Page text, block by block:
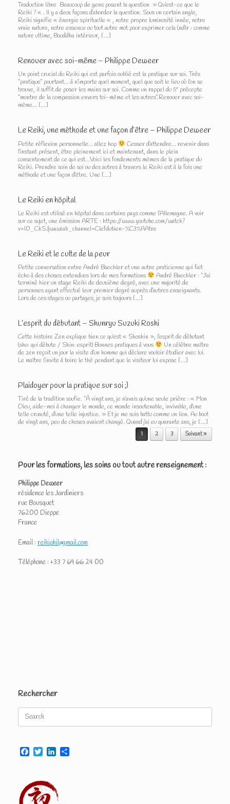
Traduction libre Beaucoup de gens posent la question » Qu’est-ce que le
Reiki ? « . Il y a deux façons d’aborder la question. Sous un certain angle,
Reiki signifie « énergie spirituelle « , notre propre luminosité innée, notre
vraie nature, notre essence ou tout autre mot pour exprimer cela (ndlr : comme
nature ultime, Bouddha intérieur, […]
Renouer avec soi-même – Philippe Deweer
Un point crucial du Reiki qui est parfois oublié est la pratique sur soi. Très
“pratique” pourtant… à n’importe quel moment, quel que soit le lieu où l’on se
trouve, il suffit de poser les mains sur soi. Comme un rappel du 5° précepte
“montre de la compassion envers toi-même et les autres”.Renouer avec soi-
même… […]
Le Reiki, une méthode et une façon d’être – Philippe Deweer
Petite réflexion personnelle… allez hop
Cesser d’attendre… revenir dans
l’instant présent, être pleinement ici et maintenant, dans le plein
consentement de ce qui est…Voici les fondements mêmes de la pratique du
Reiki. Prendre soin de soi ou des autres à travers le Reiki est à la fois une
méthode et une façon d’être. Une […]
Le Reiki en hôpital
Le Reiki est utilisé en hôpital dans certains pays comme l’Allemagne. A voir
sur ce sujet, une émission ARTE : https://www.youtube.com/watch?
v=l0_CkSJjwxw&ab_channel=Clefdubien-%C3%AAtre
Le Reiki et le culte de la peur
Petite conversation entre André Baechler et une autre praticienne qui fait
écho à des choses entendues lors de mes formations
André Baechler : “J’ai
terminé hier un stage Reiki de deuxième degré, avec une majorité de
personnes ayant effectué leur premier degré auprès d’autres enseignants.
Lors de ces stages ou partages, je suis toujours […]
L’esprit du débutant – Shunryu Suzuki Roshi
Cette histoire Zen explique bien ce qu’est « Shoshin », l’esprit de débutant
(sho: qui débute / Shin: esprit) Bonnes pratiques à vous
Un célèbre maître
de zen reçoit un jour la visite d’un homme qui déclare vouloir étudier avec lui.
Le maître l’invite à boire le thé pendant que le visiteur lui expose […]
Plaidoyer pour la pratique sur soi ;)
Tiré de la tradition soufie. “À vingt ans, je n’avais qu’une seule prière : « Mon
Dieu, aide-moi à changer le monde, ce monde insoutenable, invivable, d’une
telle cruauté, d’une telle injustice. » Et je me suis battu comme un lion. Au bout
de vingt ans, peu de choses avaient changé. Quand j’ai eu quarante ans, je […]
1 2 3 Suivant »
Pour les formations, les soins ou tout autre renseignement :
Philippe Deweer
résidence les Jardiniers
rue Bousquet
76200 Dieppe
France
Email : reikiphil@gmail.com
Téléphone : +33 7 69 66 24 00
Rechercher
Search
for:
FacebookTwitterLinkedIn